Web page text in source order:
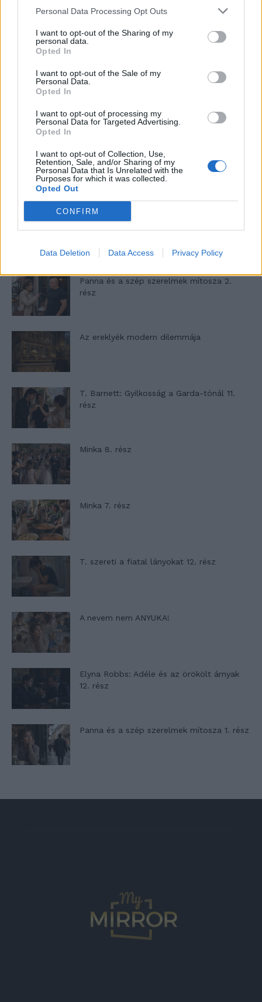
Personal Data Processing Opt Outs
I want to opt-out of the Sharing of my
personal data.
Opted In
I want to opt-out of the Sale of my
Personal Data.
Opted In
I want to opt-out of processing my
Personal Data for Targeted Advertising.
Opted In
I want to opt-out of Collection, Use,
Retention, Sale, and/or Sharing of my
Personal Data that Is Unrelated with the
Purposes for which it was collected.
Opted Out
CONFIRM
Data Deletion Data Access Privacy Policy
10 tanács, ha jobban akarod érezni magad
a hétköznapokban
Egy ház, amely a tengerre és a fényre
nyílik – Villa...
A családok, akik soha nem hagyták abba
Panna és a szép szerelmek mítosza 2.
rész
Az ereklyék modern dilemmája
T. Barnett: Gyilkosság a Garda-tónál 11.
rész
Minka 8. rész
Minka 7. rész
T. szereti a fiatal lányokat 12. rész
A nevem nem ANYUKA!
Elyna Robbs: Adéle és az örökölt árnyak
12. rész
Panna és a szép szerelmek mítosza 1. rész